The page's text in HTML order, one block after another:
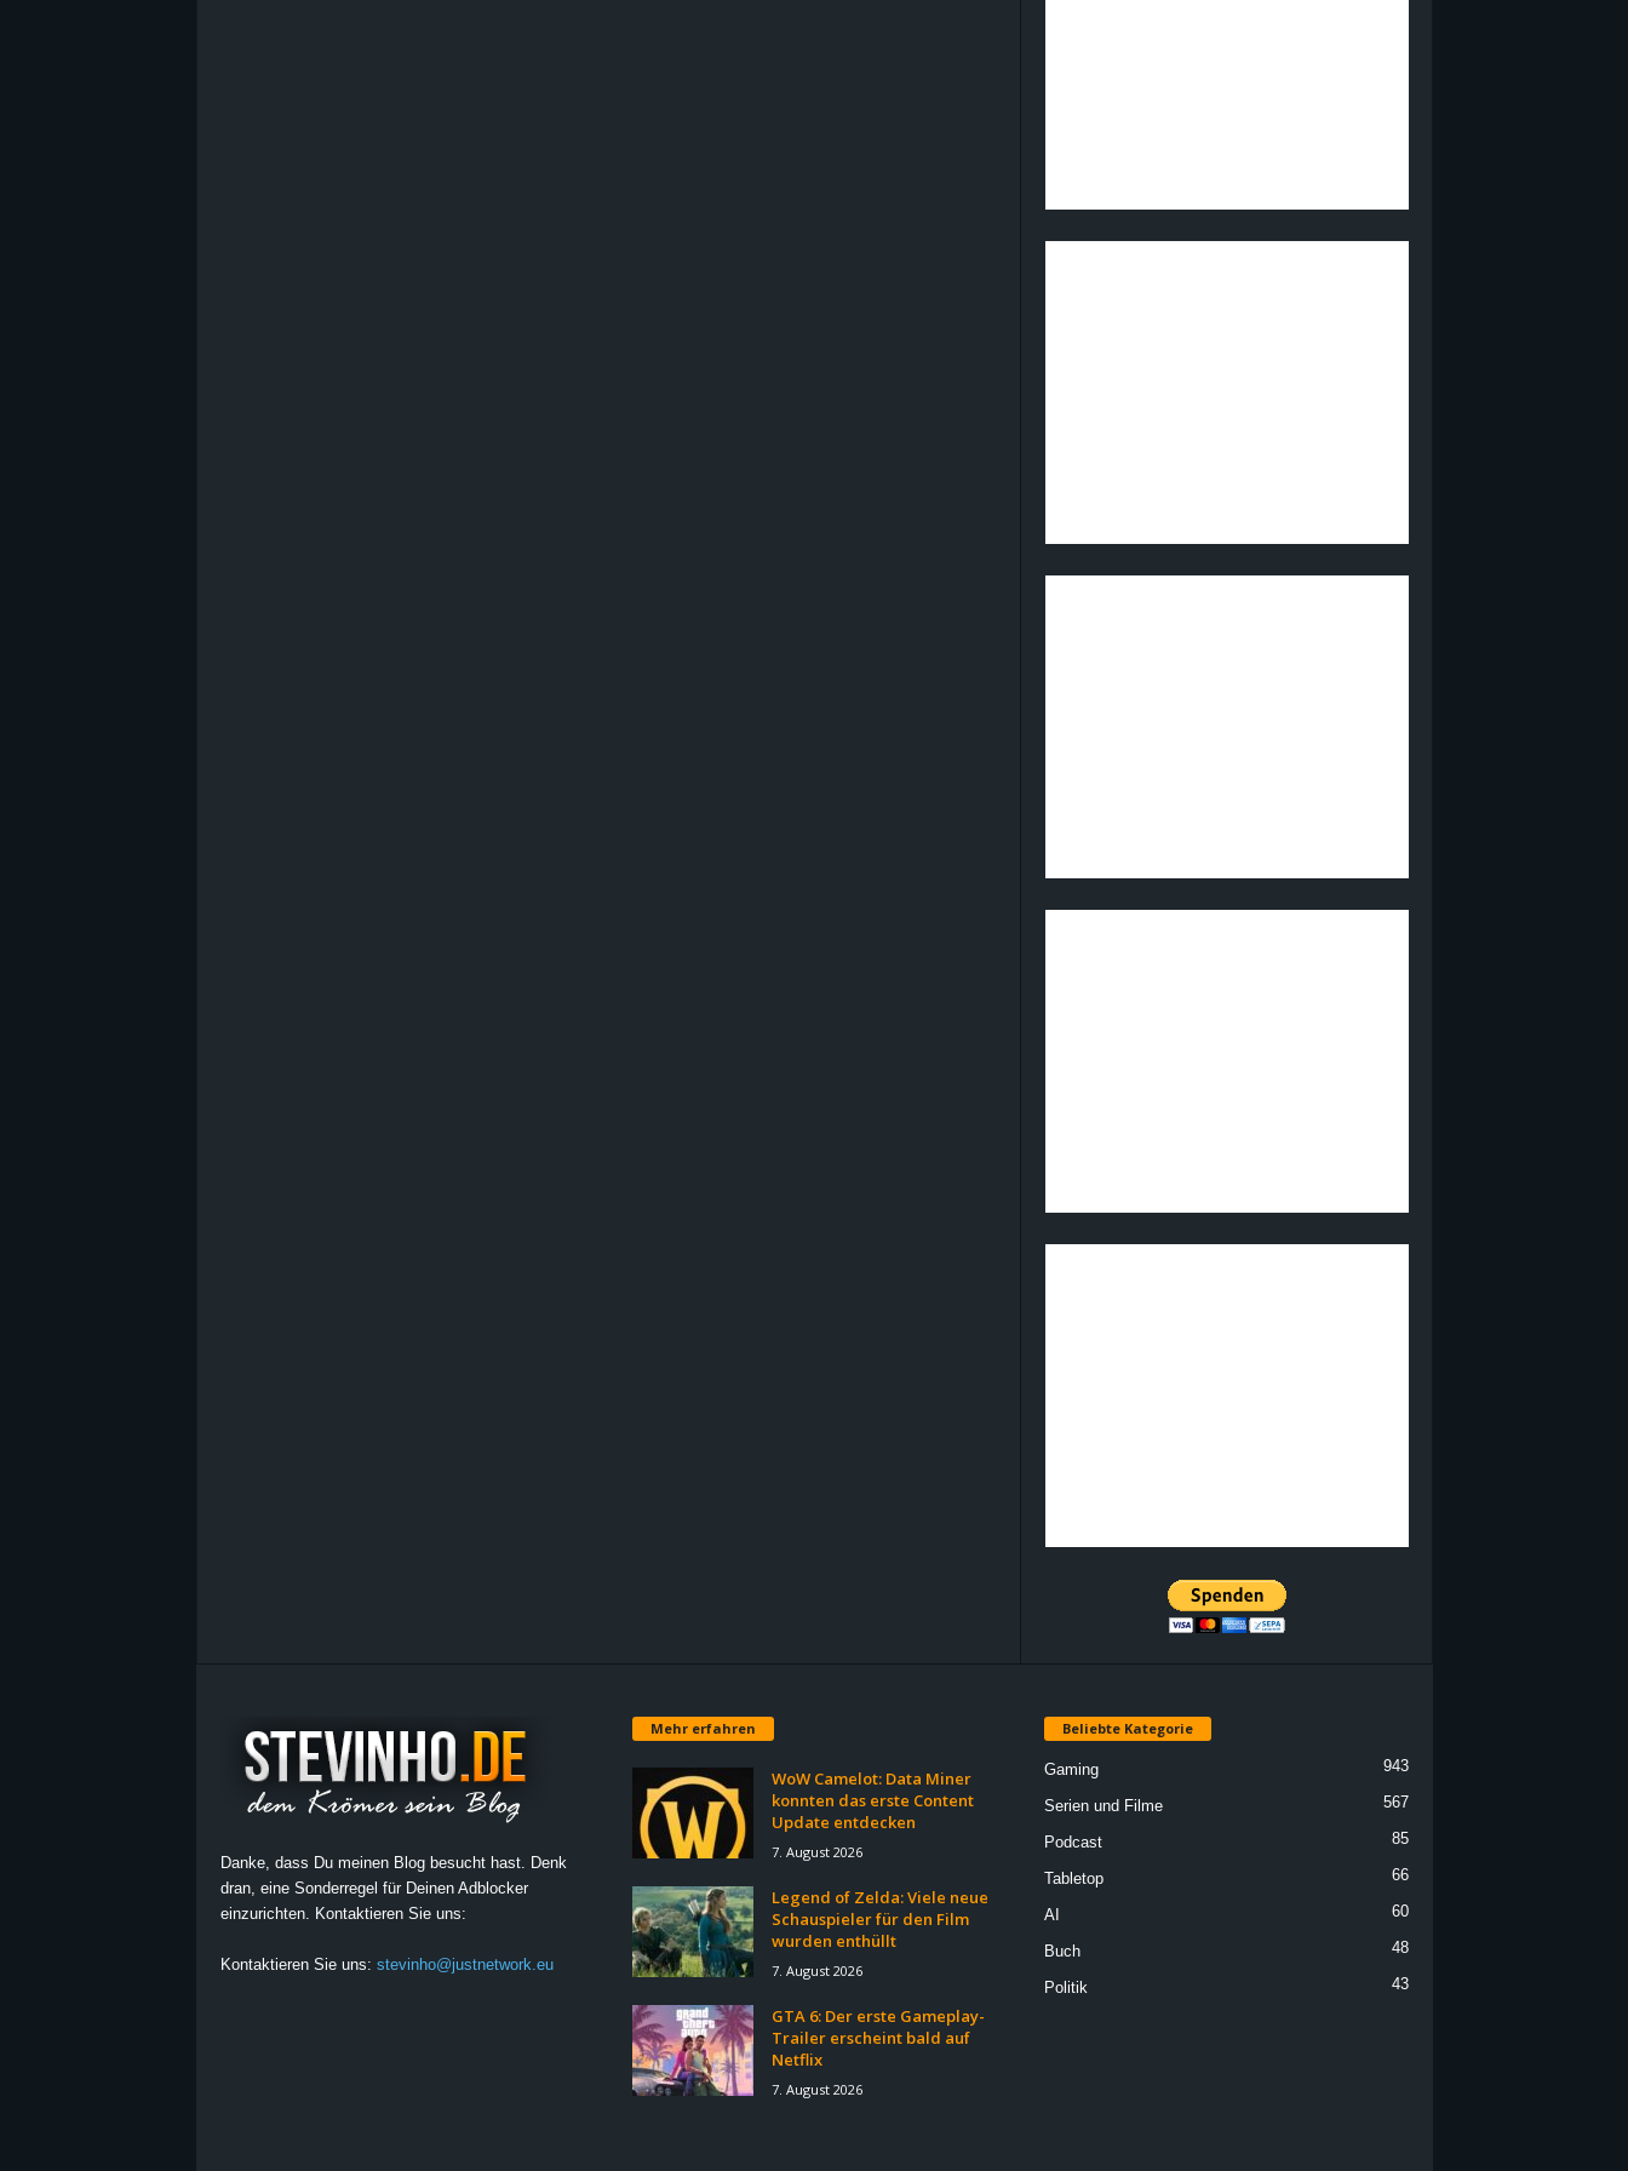
Danke, dass Du meinen Blog besucht hast. Denk
dran, eine Sonderregel für Deinen Adblocker
einzurichten. Kontaktieren Sie uns:
Kontaktieren Sie uns: stevinho@justnetwork.eu
Mehr erfahren
WoW Camelot: Data Miner
konnten das erste Content
Update entdecken
7. August 2026
Legend of Zelda: Viele neue
Schauspieler für den Film
wurden enthüllt
7. August 2026
GTA 6: Der erste Gameplay-
Trailer erscheint bald auf
Netflix
7. August 2026
Beliebte Kategorie
Gaming 943
Serien und Filme 567
Podcast 85
Tabletop 66
AI 60
Buch 48
Politik 43